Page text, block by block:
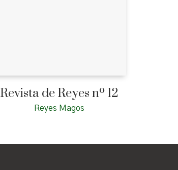
Revista de Reyes nº 12
Reyes Magos